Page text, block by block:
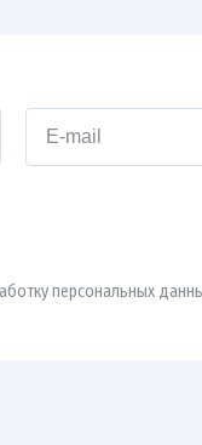
персональных